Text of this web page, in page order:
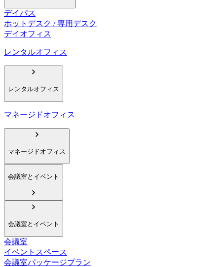
デイパス
ホットデスク / 専用デスク
デイオフィス
レンタルオフィス
レンタルオフィス
マネージドオフィス
マネージドオフィス
会議室とイベント
会議室とイベント
会議室
イベントスペース
会議室パッケージプラン